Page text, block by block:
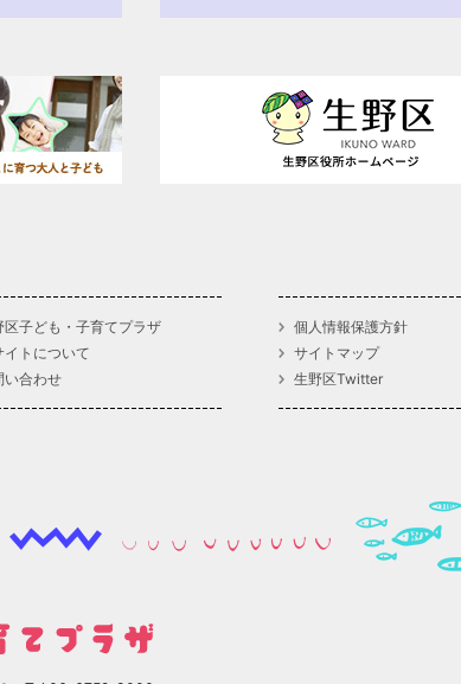
区子ども・子育てプラザ
イトについて
い合わせ
個人情報保護方針
サイトマップ
生野区Twitter